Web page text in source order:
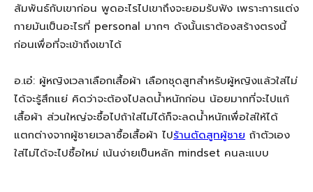
สัมพันธ์กับเขาก่อน พูดอะไรไปเขาถึงจะยอมรับฟัง เพราะการแต่ง
กายมันเป็นอะไรที่ personal มากๆ ดังนั้นเราต้องสร้างตรงนี้
ก่อนเพื่อที่จะเข้าถึงเขาได้
อ.เอ๋: ผู้หญิงเวลาเลือกเสื้อผ้า เลือกชุดสูทสำหรับผู้หญิงแล้วใส่ไม่
ได้จะรู้สึกแย่ คิดว่าจะต้องไปลดน้ำหนักก่อน น้อยมากที่จะไปแก้
เสื้อผ้า ส่วนใหญ่จะซื้อไปถ้าใส่ไม่ได้ก็จะลดน้ำหนักเพื่อใส่ให้ได้
แตกต่างจากผู้ชายเวลาซื้อเสื้อผ้า ไปร้านตัดสูทผู้ชาย ถ้าตัวเอง
ใส่ไม่ได้จะไปซื้อใหม่ เน้นง่ายเป็นหลัก mindset คนละแบบ